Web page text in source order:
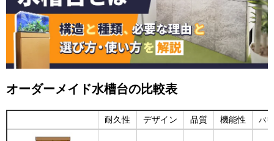
オーダーメイド水槽台の比較表
耐久性 デザイン 品質 機能性 バ